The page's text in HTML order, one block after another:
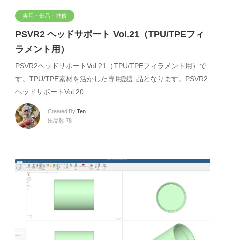
実用・部品・雑貨
PSVR2 ヘッドサポート Vol.21（TPU/TPEフィ
ラメント用）
PSVR2ヘッドサポートVol.21（TPU/TPEフィラメント用）で
す。TPU/TPE素材を活かした専用設計品となります。PSVR2
ヘッドサポートVol.20…
Created By Ten
出品数 78